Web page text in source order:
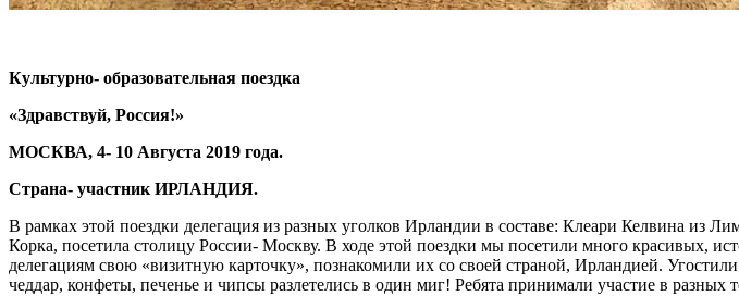
Культурно- образовательная поездка
«Здравствуй, Россия!»
МОСКВА, 4- 10 Августа 2019 года.
Страна- участник ИРЛАНДИЯ.
В рамках этой поездки делегация из разных уголков Ирландии в составе: Клеари Келвина
Корка, посетила столицу России- Москву. В ходе этой поездки мы посетили много красивых,
делегациям свою «визитную карточку», познакомили их со своей страной, Ирландией.
чеддар, конфеты, печенье и чипсы разлетелись в один миг! Ребята принимали участие в